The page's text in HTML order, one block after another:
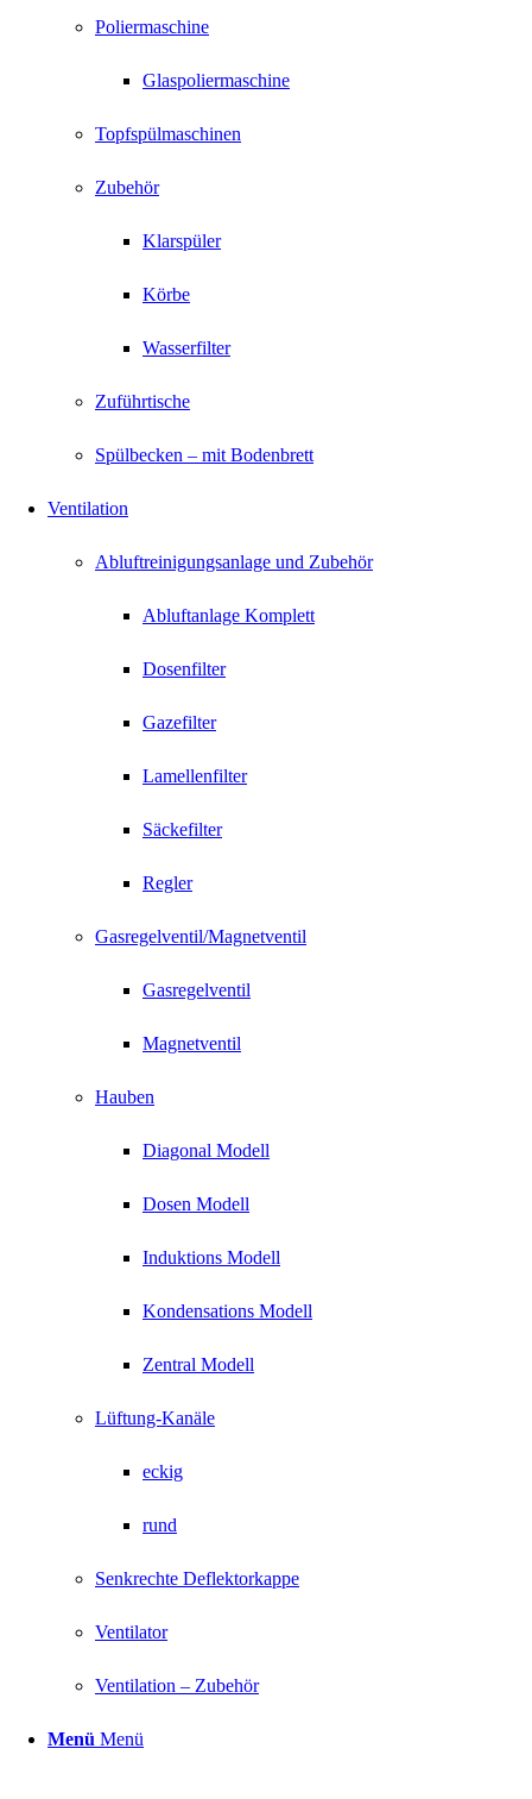
Poliermaschine
Glaspoliermaschine
Topfspülmaschinen
Zubehör
Klarspüler
Körbe
Wasserfilter
Zuführtische
Spülbecken – mit Bodenbrett
Ventilation
Abluftreinigungsanlage und Zubehör
Abluftanlage Komplett
Dosenfilter
Gazefilter
Lamellenfilter
Säckefilter
Regler
Gasregelventil/Magnetventil
Gasregelventil
Magnetventil
Hauben
Diagonal Modell
Dosen Modell
Induktions Modell
Kondensations Modell
Zentral Modell
Lüftung-Kanäle
eckig
rund
Senkrechte Deflektorkappe
Ventilator
Ventilation – Zubehör
Menü Menü